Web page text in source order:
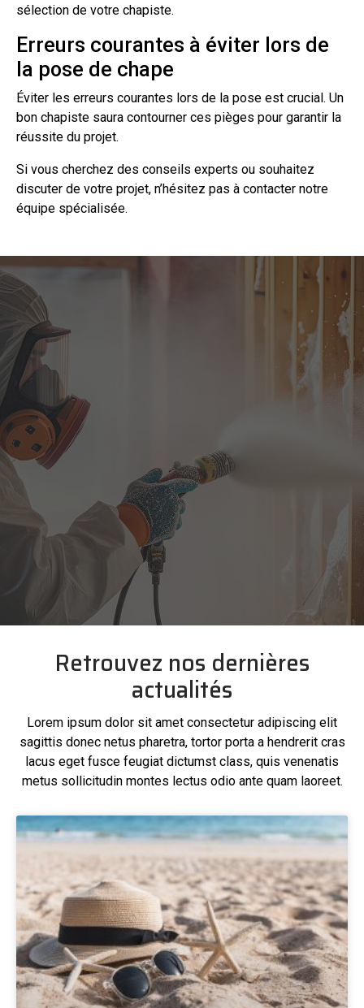
sélection de votre chapiste.
Erreurs courantes à éviter lors de
la pose de chape
Éviter les erreurs courantes lors de la pose est crucial. Un
bon chapiste saura contourner ces pièges pour garantir la
réussite du projet.
Si vous cherchez des conseils experts ou souhaitez
discuter de votre projet, n’hésitez pas à contacter notre
équipe spécialisée.
Retrouvez nos dernières
actualités
Lorem ipsum dolor sit amet consectetur adipiscing elit
sagittis donec netus pharetra, tortor porta a hendrerit cras
lacus eget fusce feugiat dictumst class, quis venenatis
metus sollicitudin montes lectus odio ante quam laoreet.